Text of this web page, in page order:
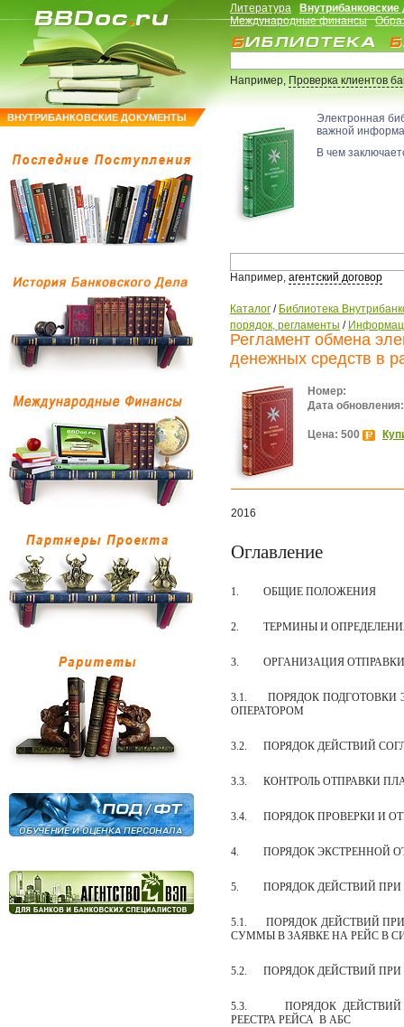
ВНУТРИБАНКОВСКИЕ ДОКУМЕНТЫ
Литература
Международные финансы
Например,Проверка клиентов
Электронная
важной
В чем
Например, агентский договор
Каталог / Библиотека
порядок, регламенты /
Регламент обмена
денежных средств в
Номер:
Дата обновления:
Цена: 500
2016
Оглавление
1. ОБЩИЕ ПОЛОЖЕНИЯ
2. ТЕРМИНЫ И
3. ОРГАНИЗАЦИЯ
3.1.
ПОРЯДОК ПОДГОТОВКИ
ОПЕРАТОРОМ
3.2. ПОРЯДОК ДЕЙСТВИЙ
3.3. КОНТРОЛЬ ОТПРАВКИ
3.4. ПОРЯДОК ПРОВЕРКИ И
4. ПОРЯДОК ЭКСТРЕННОЙ
5. ПОРЯДОК ДЕЙСТВИЙ
5.1.
ПОРЯДОК ДЕЙСТВИЙ
СУММЫ В ЗАЯВКЕ НА РЕЙС В
5.2. ПОРЯДОК ДЕЙСТВИЙ
5.3.
ПОРЯДОК
РЕЕСТРА РЕЙСА В АБС